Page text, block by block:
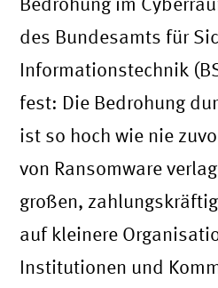
des Bundesamts für
Informationstechnik
fest: Die Bedrohung
ist so hoch wie nie
von Ransomware
großen,
auf kleinere
Institutionen und